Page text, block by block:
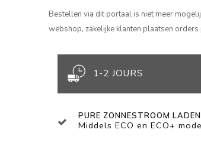
Bestellen via dit portaal is niet meer
webshop, zakelijke klanten plaatsen orders
1-2 JOURS
PURE ZONNESTROOM LADEN
Middels ECO en ECO+ mode